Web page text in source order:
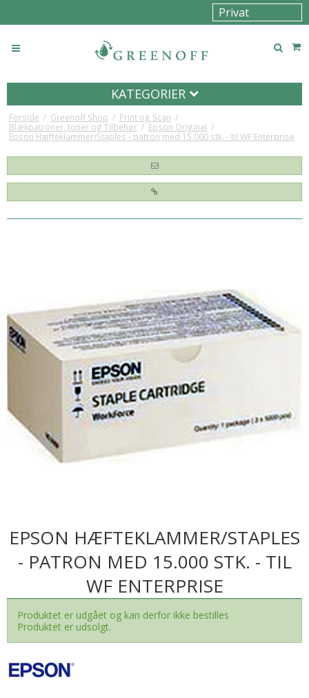
KATEGORIER
Forside / Greenoff Shop / Print og Scan /
Blækpatroner, toner og Tilbehør / Epson Original /
Epson Hæfteklammer/Staples - patron med 15.000 stk. - til WF Enterprise
EPSON HÆFTEKLAMMER/STAPLES
- PATRON MED 15.000 STK. - TIL
WF ENTERPRISE
Produktet er udgået og kan derfor ikke bestilles
Produktet er udsolgt.